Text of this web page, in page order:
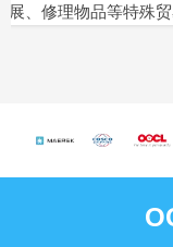
务车队公司深耕合
过30万TEU，规模